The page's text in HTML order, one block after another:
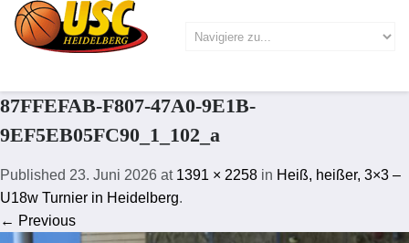
87FFEFAB-F807-47A0-9E1B-
9EF5EB05FC90_1_102_a
Published 23. Juni 2026 at 1391 × 2258 in Heiß, heißer, 3×3 –
U18w Turnier in Heidelberg.
← Previous